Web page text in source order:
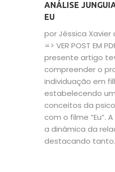
ANÁLISE
EU
por Jéssica Xavier
=> VER POST EM
presente artigo
compreender o
individuação em
estabelecendo
conceitos da
com o filme “Eu”.
a dinâmica da
destacando